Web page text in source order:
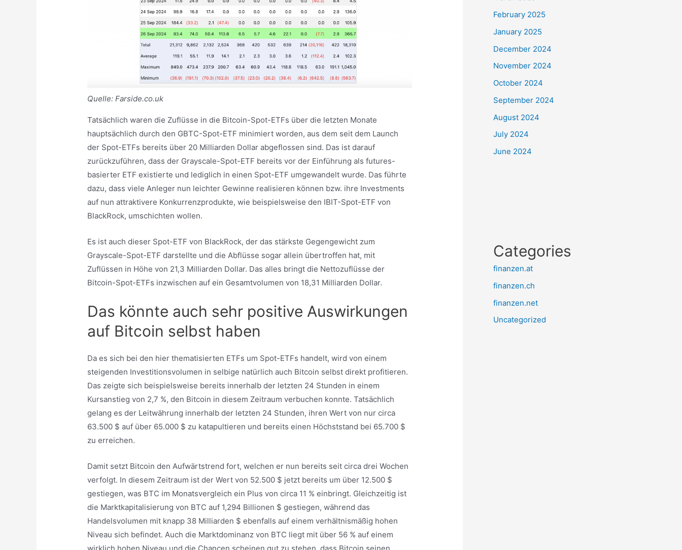
Quelle: Farside.co.uk
Tatsächlich waren die Zuflüsse in die Bitcoin-Spot-ETFs über die letzten Monate
hauptsächlich durch den GBTC-Spot-ETF minimiert worden, aus dem seit dem Launch
der Spot-ETFs bereits über 20 Milliarden Dollar abgeflossen sind. Das ist darauf
zurückzuführen, dass der Grayscale-Spot-ETF bereits vor der Einführung als futures-
basierter ETF existierte und lediglich in einen Spot-ETF umgewandelt wurde. Das führte
dazu, dass viele Anleger nun leichter Gewinne realisieren können bzw. ihre Investments
auf nun attraktivere Konkurrenzprodukte, wie beispielsweise den IBIT-Spot-ETF von
BlackRock, umschichten wollen.
Es ist auch dieser Spot-ETF von BlackRock, der das stärkste Gegengewicht zum
Grayscale-Spot-ETF darstellte und die Abflüsse sogar allein übertroffen hat, mit
Zuflüssen in Höhe von 21,3 Milliarden Dollar. Das alles bringt die Nettozuflüsse der
Bitcoin-Spot-ETFs inzwischen auf ein Gesamtvolumen von 18,31 Milliarden Dollar.
Das könnte auch sehr positive Auswirkungen
auf Bitcoin selbst haben
Da es sich bei den hier thematisierten ETFs um Spot-ETFs handelt, wird von einem
steigenden Investitionsvolumen in selbige natürlich auch Bitcoin selbst direkt profitieren.
Das zeigte sich beispielsweise bereits innerhalb der letzten 24 Stunden in einem
Kursanstieg von 2,7 %, den Bitcoin in diesem Zeitraum verbuchen konnte. Tatsächlich
gelang es der Leitwährung innerhalb der letzten 24 Stunden, ihren Wert von nur circa
63.500 $ auf über 65.000 $ zu katapultieren und bereits einen Höchststand bei 65.700 $
zu erreichen.
Damit setzt Bitcoin den Aufwärtstrend fort, welchen er nun bereits seit circa drei Wochen
verfolgt. In diesem Zeitraum ist der Wert von 52.500 $ jetzt bereits um über 12.500 $
gestiegen, was BTC im Monatsvergleich ein Plus von circa 11 % einbringt. Gleichzeitig ist
die Marktkapitalisierung von BTC auf 1,294 Billionen $ gestiegen, während das
Handelsvolumen mit knapp 38 Milliarden $ ebenfalls auf einem verhältnismäßig hohen
Niveau sich befindet. Auch die Marktdominanz von BTC liegt mit über 56 % auf einem
February 2025
January 2025
December 2024
November 2024
October 2024
September 2024
August 2024
July 2024
June 2024
Categories
finanzen.at
finanzen.ch
finanzen.net
Uncategorized